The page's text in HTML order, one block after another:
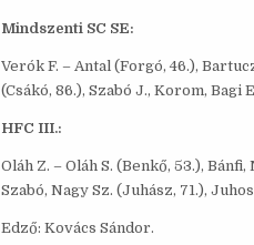
Mindszenti SC SE:
Verók F. – Antal (Forgó, 46.),
(Csákó, 86.), Szabó J., Korom, Bagi
HFC III.:
Oláh Z. – Oláh S. (Benkő, 53.),
Szabó, Nagy Sz. (Juhász, 71.),
Edző: Kovács Sándor.